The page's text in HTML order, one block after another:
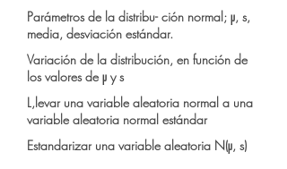
Parámetros de la distribu- ción normal; μ, s,
media, desviación estándar.
Variación de la distribución, en función de
los valores de μ y s
L,levar una variable aleatoria normal a una
variable aleatoria normal estándar
Estandarizar una variable aleatoria N(μ, s)